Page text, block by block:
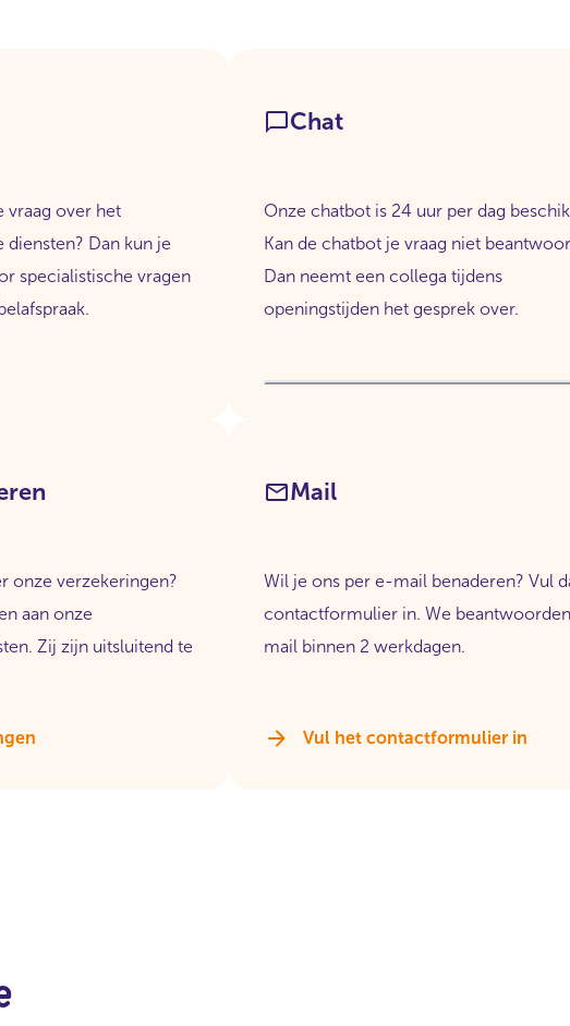
vraag over het
Dan kun je
specialistische vragen
Chat
Onze chatbot is 24 uur per dag
Kan de chatbot je vraag niet
Dan neemt een collega tijdens
openingstijden het gesprek over.
onze verzekeringen?
aan onze
Zij zijn uitsluitend te
Mail
Wil je ons per e-mail benaderen? Vul
contactformulier in. We
mail binnen 2 werkdagen.
Vul het contactformulier in